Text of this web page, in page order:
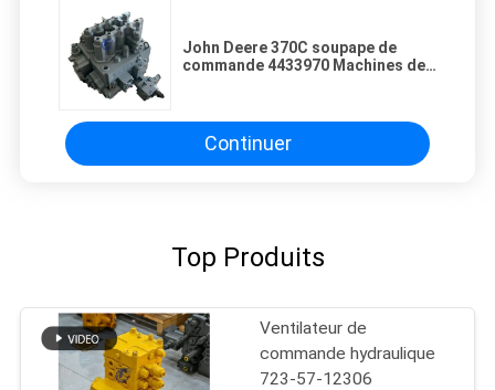
John Deere 370C soupape de
commande 4433970 Machines de
Continuer
Top Produits
Ventilateur de
commande hydraulique
723-57-12306